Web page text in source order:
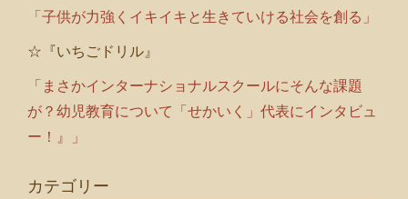
「子供が力強くイキイキと生きていける社会を創る」
☆『いちごドリル』
「まさかインターナショナルスクールにそんな課題
が？幼児教育について「せかいく」代表にインタビュ
ー！』」
カテゴリー